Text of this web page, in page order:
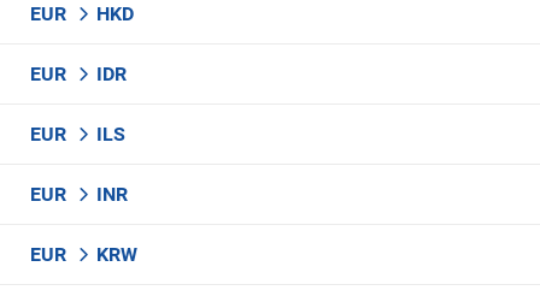
EUR HKD
EUR IDR
EUR ILS
EUR INR
EUR KRW